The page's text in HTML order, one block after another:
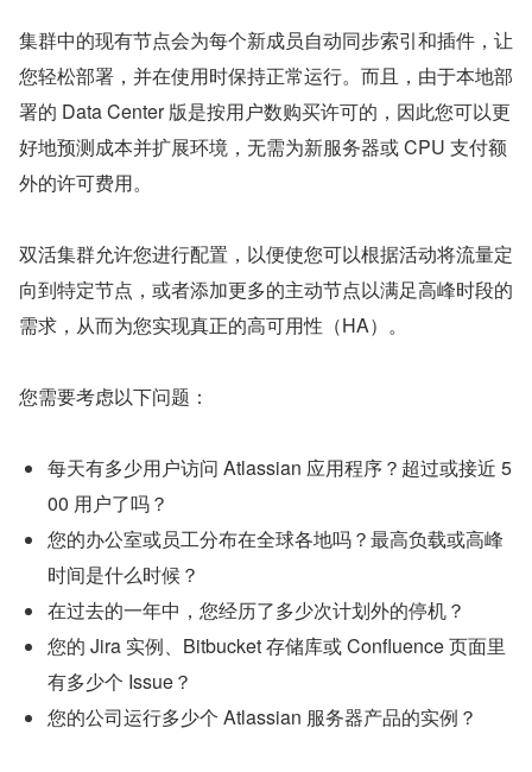
集群中的现有节点会为每个新成员自动同步索引和插件，让
您轻松部署，并在使用时保持正常运行。而且，由于本地部
署的 Data Center 版是按用户数购买许可的，因此您可以更
好地预测成本并扩展环境，无需为新服务器或 CPU 支付额
外的许可费用。
双活集群允许您进行配置，以便使您可以根据活动将流量定
向到特定节点，或者添加更多的主动节点以满足高峰时段的
需求，从而为您实现真正的高可用性（HA）。
您需要考虑以下问题：
每天有多少用户访问 Atlassian 应用程序？超过或接近 5
00 用户了吗？
您的办公室或员工分布在全球各地吗？最高负载或高峰
时间是什么时候？
在过去的一年中，您经历了多少次计划外的停机？
您的 Jira 实例、Bitbucket 存储库或 Confluence 页面里
有多少个 Issue？
您的公司运行多少个 Atlassian 服务器产品的实例？